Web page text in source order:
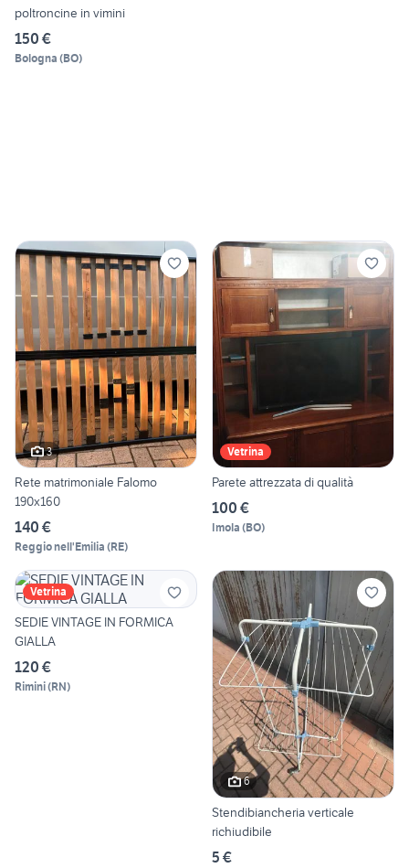
poltroncine in vimini
150 €
Bologna (BO)
3
Rete matrimoniale Falomo
190x160
140 €
Reggio nell'Emilia (RE)
Vetrina
Parete attrezzata di qualità
100 €
Imola (BO)
Vetrina
SEDIE VINTAGE IN FORMICA
GIALLA
120 €
Rimini(RN)
6
Stendibiancheria verticale
richiudibile
5 €